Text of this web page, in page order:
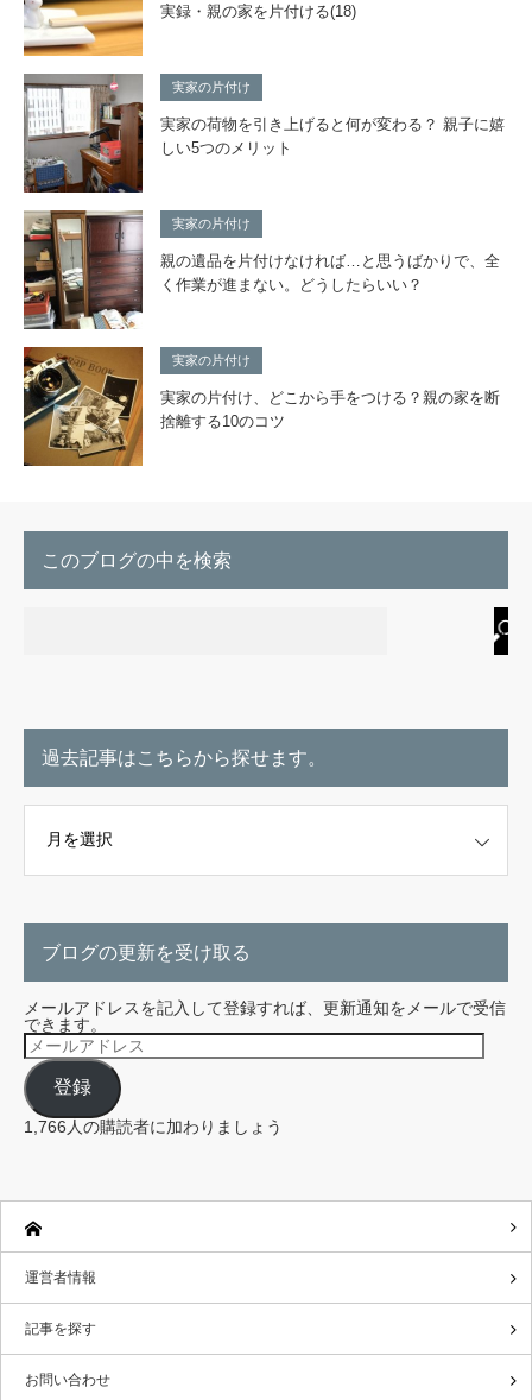
実録・親の家を片付ける(18)
実家の片付け
実家の荷物を引き上げると何が変わる？ 親子に嬉
しい5つのメリット
実家の片付け
親の遺品を片付けなければ…と思うばかりで、全
く作業が進まない。どうしたらいい？
実家の片付け
実家の片付け、どこから手をつける？親の家を断
捨離する10のコツ
このブログの中を検索
過去記事はこちらから探せます。
ブログの更新を受け取る
メールアドレスを記入して登録すれば、更新通知をメールで受信
できます。
メ
ー
ル
ア
ド
レ
ス
登録
1,766人の購読者に加わりましょう
運営者情報
記事を探す
お問い合わせ